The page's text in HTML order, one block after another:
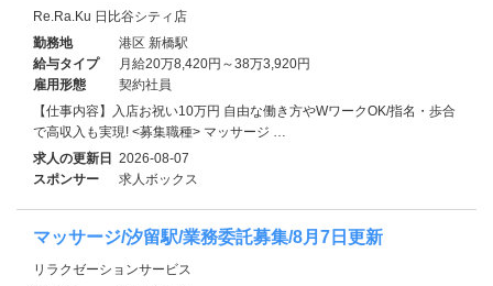
Re.Ra.Ku 日比谷シティ店
勤務地
港区 新橋駅
給与タイプ
月給20万8,420円～38万3,920円
雇用形態
契約社員
【仕事内容】入店お祝い10万円 自由な働き方やWワークOK/指名・歩合
で高収入も実現! <募集職種> マッサージ …
求人の更新日 2026-08-07
スポンサー
求人ボックス
マッサージ/汐留駅/業務委託募集/8月7日更新
リラクゼーションサービス